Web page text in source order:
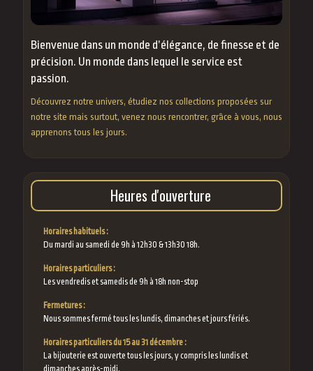
Bienvenue dans un monde d’élégance, de finesse et de
précision. Un monde dans lequel le service est
passion.
Découvrez notre univers, étudiez nos collections proposées sur
notre site mais surtout, venez nous rencontrer, grâce à vous, nous
apprenons tous les jours.
Heures d'ouverture
Horaires habituels :
Du mardi au samedi de 9h à 12h30 & 13h30 18h.
Horaires particuliers :
Les vendredis et samedis de 9h à 18h non-stop
Fermetures :
Nous sommes fermé tous les lundis, dimanches et jours fériés.
Horaires particuliers du 15 au 31 décembre :
La bijouterie est ouverte tous les jours, y compris les lundis et
dimanches après-midi.